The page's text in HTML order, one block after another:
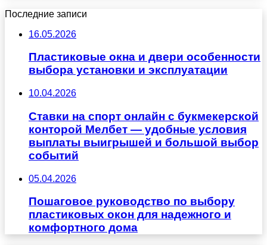
Последние записи
16.05.2026
Пластиковые окна и двери особенности
выбора установки и эксплуатации
10.04.2026
Ставки на спорт онлайн с букмекерской
конторой Мелбет — удобные условия
выплаты выигрышей и большой выбор
событий
05.04.2026
Пошаговое руководство по выбору
пластиковых окон для надежного и
комфортного дома